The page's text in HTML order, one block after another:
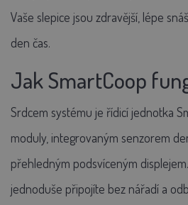
Vaše slepice jsou zdravější, lépe
den čas.
Jak SmartCoop
Srdcem systému je řídicí jednotka
moduly, integrovaným senzorem
přehledným podsvíceným
jednoduše připojíte bez nářadí a